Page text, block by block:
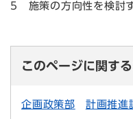
5 施策の方向性を検討
このページに関す
企画政策部 計画推進